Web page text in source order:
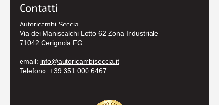
Contatti
Autoricambi Seccia
Via dei Maniscalchi Lotto 62 Zona Industriale
71042 Cerignola FG
email: info@autoricambiseccia.it
Telefono: +39 351 000 6467